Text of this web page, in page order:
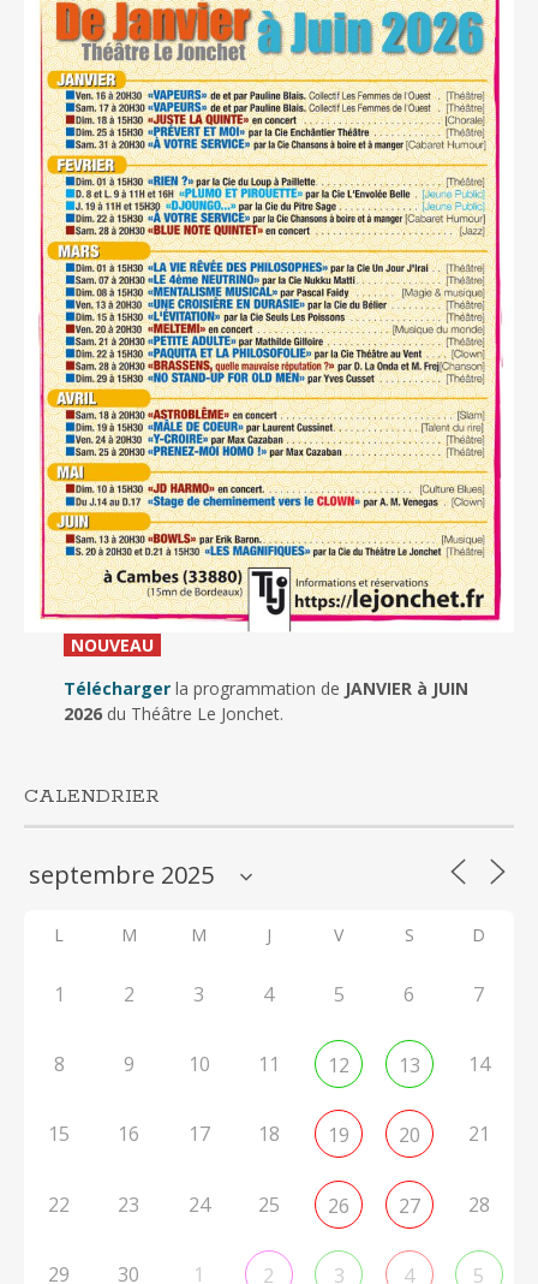
NOUVEAU_
Télécharger la programmation de JANVIER à JUIN
2026du Théâtre Le Jonchet.
CALENDRIER
L M M J V S D
1 2 3 4 5 6 7
8 9 10 11 12 13 14
15 16 17 18 19 20 21
22 23 24 25 26 27 28
29 30 1 2 3 4 5